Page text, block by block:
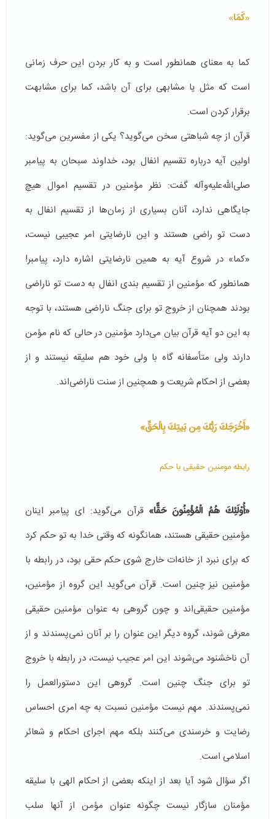
«كَمَا»
كما به معنای همانطور است و به كار بردن این حرف زمانی
است كه مثل یا مشابهی برای آن باشد، كما برای مشابهت
برقرار كردن است.
قرآن از چه شباهتی سخن می‌گوید؟ یكی از مفسرین می‌گوید:‌
اولین آیه درباره تقسیم انفال بود، خداوند سبحان به پیامبر
صلی‌الله‌علیه‌وآله گفت: نظر مؤمنین در تقسیم اموال هیچ
جایگاهی ندارد، آنان بسیاری از زمان‌ها از تقسیم انفال به
دست تو راضی هستند و این نارضایتی امر عجیبی نیست،‌
«كما» در شروع آیه به همین نارضایتی اشاره دارد، پیامبر!
همانطور كه مؤمنین از تقسیم بندی انفال به دست تو ناراضی
بودند همچنان از خروج تو برای جنگ ناراضی هستند، با توجه
به این دو آیه قرآن بیان می‌دارد مؤمنین در حالی كه نام مؤمن
دارند ولی متأسفانه گاه با ولی خود هم سلیقه نیستند و از
بعضی از احكام شریعت و همچنین از سنت ناراضی‌اند.
«أَخْرَجَكَ رَبُّكَ مِن بَیتِكَ بِالْحَقِّ»
رابطه مومنین حقیقی با حکم
«أُوْلَئِكَ هُمُ الْمُؤْمِنُونَ حَقًّا» قرآن می‌گوید: ای پیامبر اینان
مؤمنین حقیقی هستند، همانگونه كه وقتی خدا به تو حكم كرد
كه برای نبرد از خانه‌ات خارج شوی حكم حقی بود، در رابطه با
مؤمنین نیز چنین است. قرآن می‌گوید این گروه از مؤمنین،
مؤمنین حقیقی‌اند و چون گروهی به عنوان مؤمنین حقیقی
معرفی شوند، گروه دیگر این عنوان را بر آنان نمی‌پسندند و از
آن ناخشنود می‌شوند این امر عجیب نیست،‌ در رابطه با خروج
تو برای جنگ چنین است. گروهی این دستورالعمل را
نمی‌پسندند. مهم نیست مؤمنین نسبت به چه امری احساس
رضایت و خرسندی می‌كنند بلكه مهم اجرای احكام و شعائر
اسلامی است.
اگر سؤال شود آیا بعد از اینكه بعضی از احكام الهی با سلیقه
مؤمنان سازگار نیست چگونه عنوان مؤمن از آنها سلب